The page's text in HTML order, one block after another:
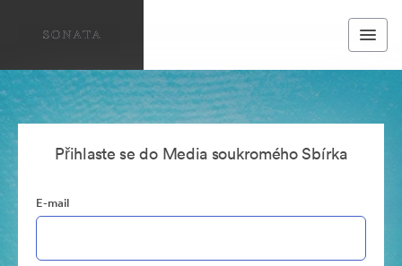
Přihlaste se do Media soukromého Sbírka
E-mail